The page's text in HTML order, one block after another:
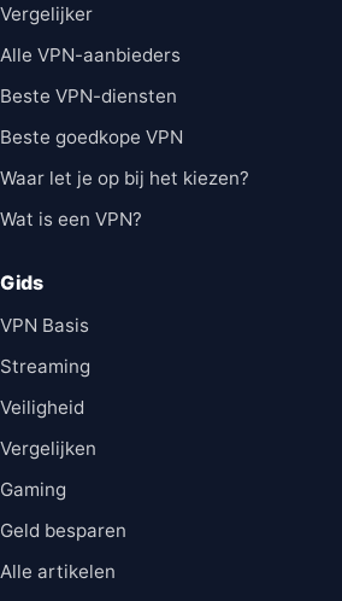
Vergelijker
Alle VPN-aanbieders
Beste VPN-diensten
Beste goedkope VPN
Waar let je op bij het kiezen?
Wat is een VPN?
Gids
VPN Basis
Streaming
Veiligheid
Vergelijken
Gaming
Geld besparen
Alle artikelen